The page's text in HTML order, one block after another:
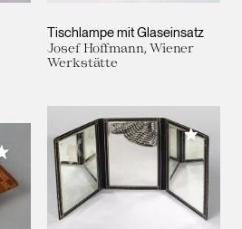
Tischlampe mit Glaseinsatz
Josef Hoffmann, Wiener
Werkstätte
Meiner Sammlung hinzufügen
Meiner